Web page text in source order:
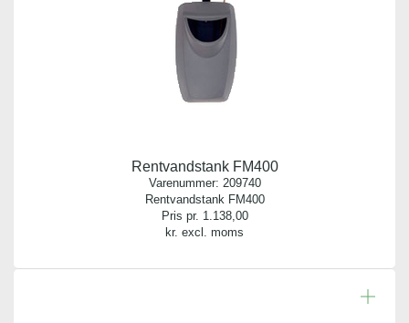
Rentvandstank FM400
Varenummer: 209740
Rentvandstank FM400
Pris pr. 1.138,00
kr. excl. moms